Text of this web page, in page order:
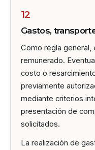
12
Gastos,
Como regla general,
remunerado.
costo o
previamente
mediante criterios
presentación de
solicitados.
La realización de